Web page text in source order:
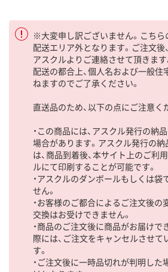
※大変申し訳ございません。こちら
配送エリア外となります。ご注文後
アスクルよりご連絡させて頂きます
配送の都合上、個人名および一般
ねますのでご了承ください。
直送品のため、以下の点にご注意く
・この商品には、アスクル発行の納
場合があります。アスクル発行の
は、商品到着後、本サイト上のご利
ルにて印刷することが可能です。
・アスクルのダンボールもしくは袋
せん。
・お客様のご都合によるご注文後の
交換はお受けできません。
・商品のご注文後に商品がお届け
際には、ご注文をキャンセルさせて
す。
・ご注文後に一時品切れが判明した